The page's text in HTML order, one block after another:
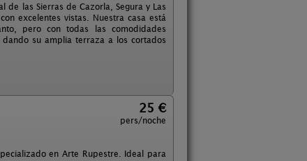
de las Sierras de Cazorla, Segura y Las
excelentes vistas. Nuestra casa está
pero con todas las comodidades
su amplia terraza a los cortados
25 €
pers/noche
en Arte Rupestre. Ideal para